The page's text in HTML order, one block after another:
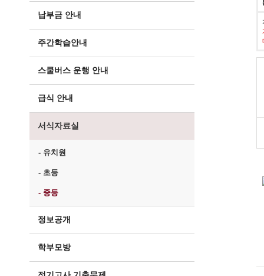
납부금 안내
주간학습안내
스쿨버스 운행 안내
급식 안내
서식자료실
- 유치원
- 초등
- 중등
정보공개
학부모방